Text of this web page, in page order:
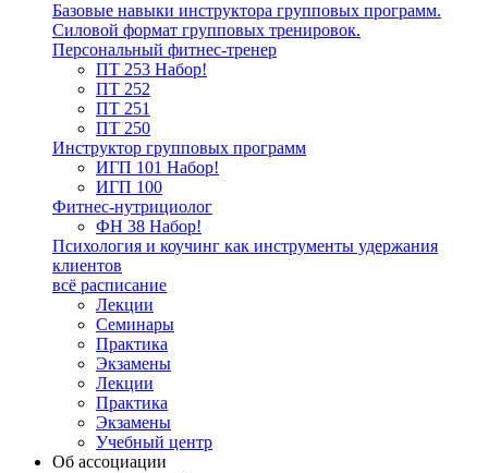
Базовые навыки инструктора групповых программ.
Силовой формат групповых тренировок.
Персональный фитнес-тренер
ПТ 253 Набор!
ПТ 252
ПТ 251
ПТ 250
Инструктор групповых программ
ИГП 101 Набор!
ИГП 100
Фитнес-нутрициолог
ФН 38 Набор!
Психология и коучинг как инструменты удержания
клиентов
всё расписание
Лекции
Семинары
Практика
Экзамены
Лекции
Практика
Экзамены
Учебный центр
Об ассоциации